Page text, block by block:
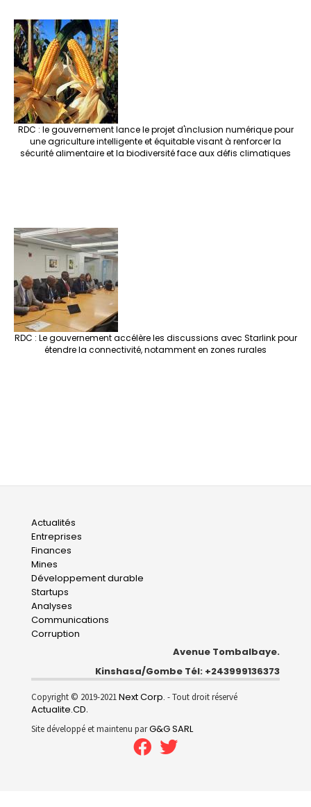
RDC : le gouvernement lance le projet d'inclusion numérique pour
une agriculture intelligente et équitable visant à renforcer la
sécurité alimentaire et la biodiversité face aux défis climatiques
RDC : Le gouvernement accélère les discussions avec Starlink pour
étendre la connectivité, notamment en zones rurales
Main
navigation
Actualités
Entreprises
Finances
Mines
Développement durable
Startups
Analyses
Communications
Corruption
Avenue Tombalbaye.
Kinshasa/Gombe Tél: +243999136373
Copyright © 2019-2021Next Corp. - Tout droit réservé
Actualite.CD.
Site développé et maintenu parG&G SARL